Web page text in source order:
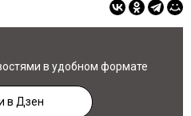
в удобном формате
в Дзен